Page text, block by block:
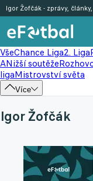
VšeChance Liga2. Liga
ANižší soutěže
ligaMistrovství světa
Více
Igor Žofčák - zprávy,
Igor Žofčák